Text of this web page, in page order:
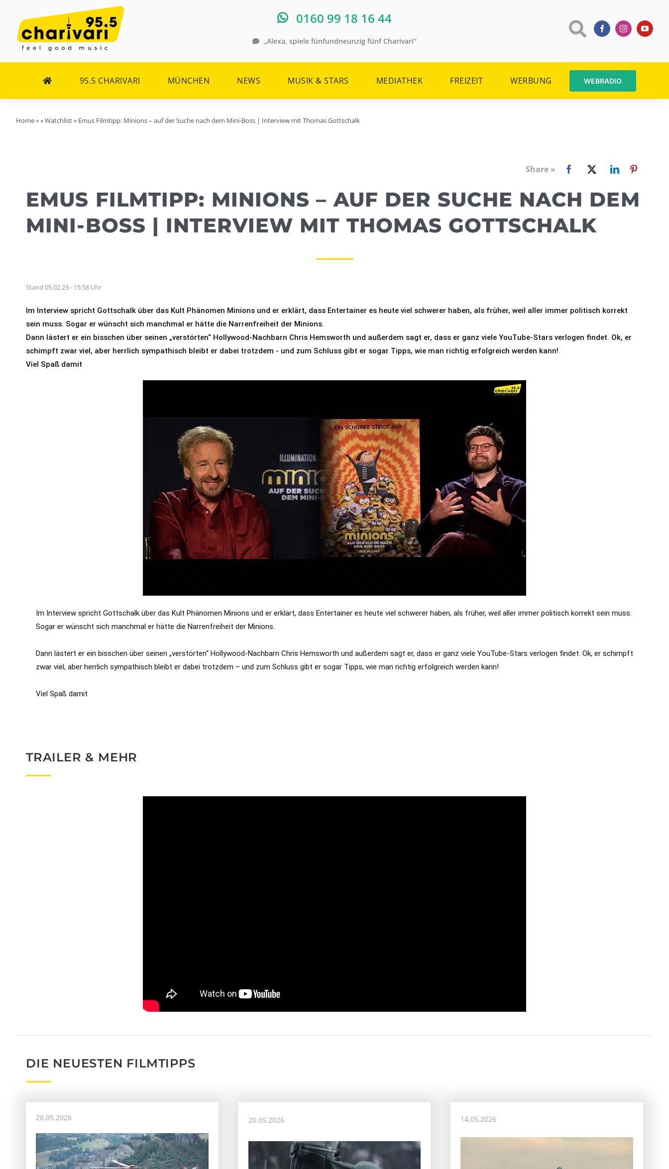
Inhalt
springen
0160 99 18 16 44
„Alexa, spiele fünfundneunzig fünf Charivari“
95.5 CHARIVARI MÜNCHEN NEWS MUSIK & STARS MEDIATHEK FREIZEIT WERBUNG WEBRADIO
Home»»Watchlist» Emus Filmtipp: Minions – auf der Suche nach dem Mini-Boss | Interview mit Thomas Gottschalk
Share »
EMUS FILMTIPP: MINIONS – AUF DER SUCHE NACH DEM
MINI-BOSS | INTERVIEW MIT THOMAS GOTTSCHALK
Stand 05.02.23 - 15:58 Uhr
Im Interview spricht Gottschalk über das Kult Phänomen Minions und er erklärt, dass Entertainer es heute viel schwerer haben, als früher, weil aller immer politisch korrekt
sein muss. Sogar er wünscht sich manchmal er hätte die Narrenfreiheit der Minions.
Dann lästert er ein bisschen über seinen „verstörten“ Hollywood-Nachbarn Chris Hemsworth und außerdem sagt er, dass er ganz viele YouTube-Stars verlogen findet. Ok, er
schimpft zwar viel, aber herrlich sympathisch bleibt er dabei trotzdem - und zum Schluss gibt er sogar Tipps, wie man richtig erfolgreich werden kann!
Viel Spaß damit
Im Interview spricht Gottschalk über das Kult Phänomen Minions und er erklärt, dass Entertainer es heute viel schwerer haben, als früher, weil aller immer politisch korrekt sein muss.
Sogar er wünscht sich manchmal er hätte die Narrenfreiheit der Minions.
Dann lästert er ein bisschen über seinen „verstörten“ Hollywood-Nachbarn Chris Hemsworth und außerdem sagt er, dass er ganz viele YouTube-Stars verlogen findet. Ok, er schimpft
zwar viel, aber herrlich sympathisch bleibt er dabei trotzdem – und zum Schluss gibt er sogar Tipps, wie man richtig erfolgreich werden kann!
Viel Spaß damit
TRAILER & MEHR
DIE NEUESTEN FILMTIPPS
28.05.2026 20.05.2026 14.05.2026